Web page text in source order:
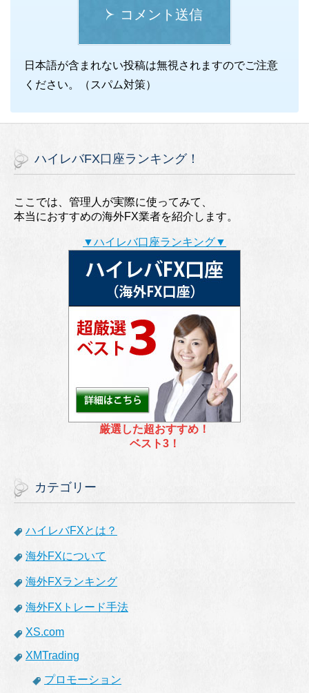
コメント送信
日本語が含まれない投稿は無視されますのでご注意
ください。（スパム対策）
ハイレバFX口座ランキング！
ここでは、管理人が実際に使ってみて、
本当におすすめの海外FX業者を紹介します。
▼ハイレバ口座ランキング▼
厳選した超おすすめ！
ベスト3！
カテゴリー
ハイレバFXとは？
海外FXについて
海外FXランキング
海外FXトレード手法
XS.com
XMTrading
プロモーション